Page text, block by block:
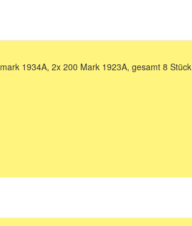
1934A, 2x 200 Mark 1923A, gesamt 8 Stück